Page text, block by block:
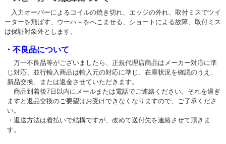
入力オーバーによるコイルの焼き切れ、エッジの外れ、取付ミスでツイ
ーターを飛ばす、ウーハ－をへこませる、ショートによる故障、取付ミス
は保証対象外とします。
・不良品について
万一不良品等がございましたら、正規代理店商品はメーカー対応に準
じ対応、並行輸入商品は輸入元の対応に準じ、在庫状況を確認のうえ、
新品交換、または返金させていただきます。
商品到着後7日以内にメールまたは電話でご連絡ください。それを過ぎ
ますと返品交換のご要望はお受けできなくなりますので、ご了承くださ
い。
・返送方法は着払いで結構ですが、改めて送付先を連絡させて頂きま
す。